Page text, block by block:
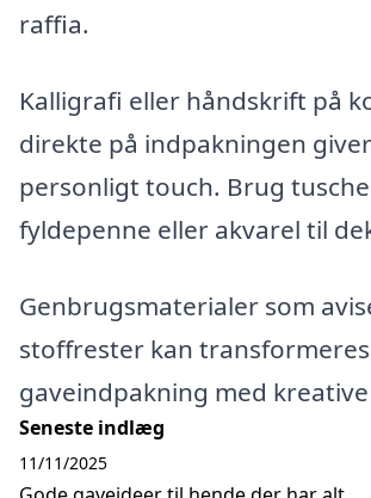
raffia.
Kalligrafi eller håndskrift på
direkte på indpakningen
personligt touch. Brug
fyldepenne eller akvarel til
Genbrugsmaterialer som
stoffrester kan
gaveindpakning med
Seneste indlæg
11/11/2025